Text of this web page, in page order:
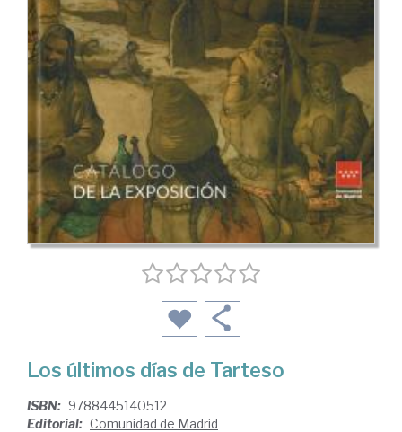
Los últimos días de Tarteso
ISBN: 9788445140512
Editorial: Comunidad de Madrid